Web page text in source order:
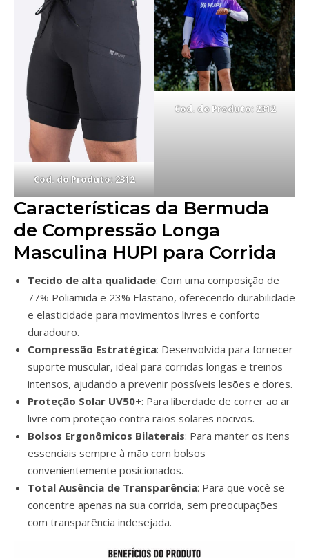
Cod. do Produto: 2312
Cod. do Produto: 2312
Características da Bermuda
de Compressão Longa
Masculina HUPI para Corrida
Tecido de alta qualidade: Com uma composição de
77% Poliamida e 23% Elastano, oferecendo durabilidade
e elasticidade para movimentos livres e conforto
duradouro.
Compressão Estratégica: Desenvolvida para fornecer
suporte muscular, ideal para corridas longas e treinos
intensos, ajudando a prevenir possíveis lesões e dores.
Proteção Solar UV50+: Para liberdade de correr ao ar
livre com proteção contra raios solares nocivos.
Bolsos Ergonômicos Bilaterais: Para manter os itens
essenciais sempre à mão com bolsos
convenientemente posicionados.
Total Ausência de Transparência: Para que você se
concentre apenas na sua corrida, sem preocupações
com transparência indesejada.